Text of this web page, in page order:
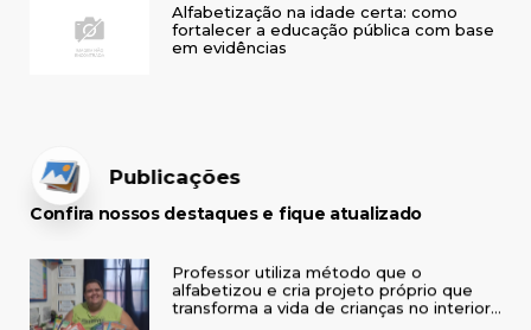
Alfabetização na idade certa: como
fortalecer a educação pública com base
em evidências
Publicações
Confira nossos destaques e fique atualizado
Professor utiliza método que o
alfabetizou e cria projeto próprio que
transforma a vida de crianças no interior
do RS